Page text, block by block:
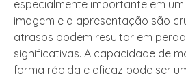
especialmente importante em
imagem e a apresentação são
atrasos podem resultar em
significativas. A capacidade de
forma rápida e eficaz pode ser